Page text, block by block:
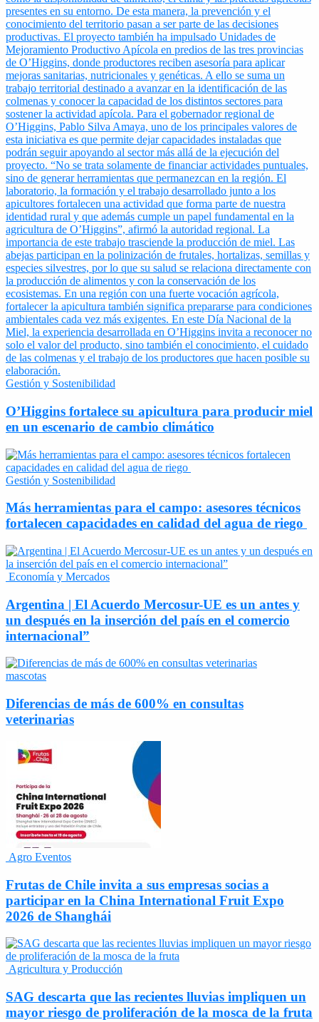
Gestión y Sostenibilidad
O’Higgins fortalece su apicultura para producir miel
en un escenario de cambio climático
Gestión y Sostenibilidad
Más herramientas para el campo: asesores técnicos
fortalecen capacidades en calidad del agua de riego
Economía y Mercados
Argentina | El Acuerdo Mercosur-UE es un antes y
un después en la inserción del país en el comercio
internacional”
mascotas
Diferencias de más de 600% en consultas
veterinarias
Agro Eventos
Frutas de Chile invita a sus empresas socias a
participar en la China International Fruit Expo
2026 de Shanghái
Agricultura y Producción
SAG descarta que las recientes lluvias impliquen un
mayor riesgo de proliferación de la mosca de la fruta